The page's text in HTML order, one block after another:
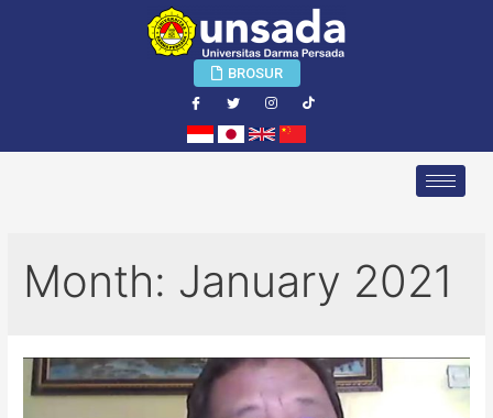
BROSUR
Month: January 2021